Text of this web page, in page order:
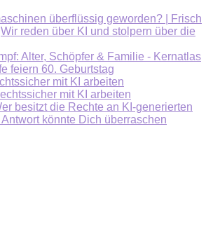
überflüssig geworden? | Frisch
Wir reden über KI und stolpern über die
Alter, Schöpfer & Familie - Kernatlas
feiern 60. Geburtstag
mit KI arbeiten
mit KI arbeiten
besitzt die Rechte an KI-generierten
könnte Dich überraschen